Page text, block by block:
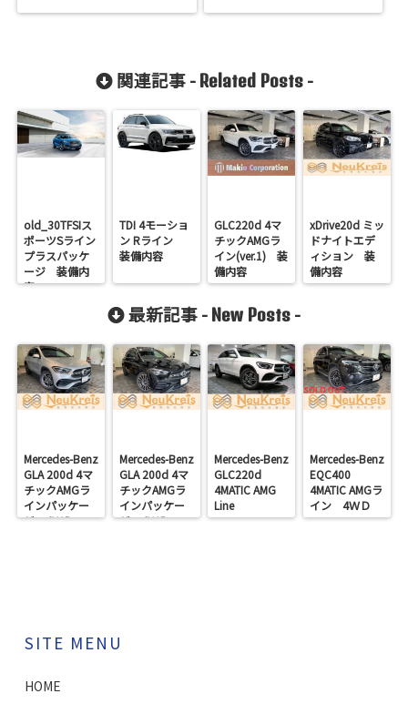
関連記事 - Related Posts-
old_30TFSIス
ポーツSライン
プラスパッケ
ージ 装備内
容
TDI 4モーショ
ン Rライン
装備内容
GLC220d 4マ
チックAMGラ
イン(ver.1) 装
備内容
xDrive20d ミッ
ドナイトエデ
ィション 装
備内容
最新記事 - New Posts -
Mercedes-Benz
GLA 200d 4マ
チックAMGラ
インパッケー
ジ 4ＷＤ
Mercedes-Benz
GLA 200d 4マ
チックAMGラ
インパッケー
ジ 4ＷＤ
Mercedes-Benz
GLC220d
4MATIC AMG
Line
Mercedes-Benz
EQC400
4MATIC AMGラ
イン 4ＷＤ
SITE MENU
HOME